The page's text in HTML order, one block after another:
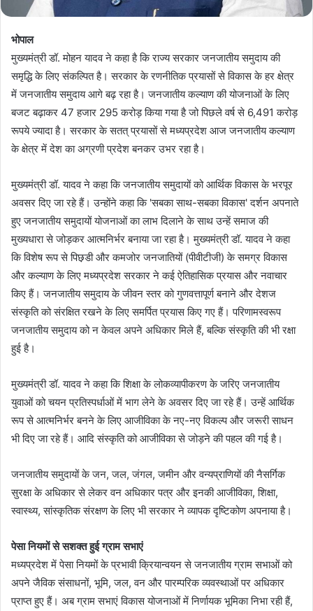
भोपाल
मुख्यमंत्री डॉ. मोहन यादव ने कहा है कि राज्य सरकार जनजातीय समुदाय की
समृद्धि के लिए संकल्पित है। सरकार के रणनीतिक प्रयासों से विकास के हर क्षेत्र
में जनजातीय समुदाय आगे बढ़ रहा है। जनजातीय कल्याण की योजनाओं के लिए
बजट बढ़ाकर 47 हजार 295 करोड़ किया गया है जो पिछले वर्ष से 6,491 करोड़
रूपये ज्यादा है। सरकार के सतत् प्रयासों से मध्यप्रदेश आज जनजातीय कल्याण
के क्षेत्र में देश का अग्रणी प्रदेश बनकर उभर रहा है।
मुख्यमंत्री डॉ. यादव ने कहा कि जनजातीय समुदायों को आर्थिक विकास के भरपूर
अवसर दिए जा रहे हैं। उन्होंने कहा कि 'सबका साथ-सबका विकास' दर्शन अपनाते
हुए जनजातीय समुदायों योजनाओं का लाभ दिलाने के साथ उन्हें समाज की
मुख्यधारा से जोड़कर आत्मनिर्भर बनाया जा रहा है। मुख्यमंत्री डॉ. यादव ने कहा
कि विशेष रूप से पिछ़डी और कमजोर जनजातियों (पीवीटीजी) के समग्र विकास
और कल्याण के लिए मध्यप्रदेश सरकार ने कई ऐतिहासिक प्रयास और नवाचार
किए हैं। जनजातीय समुदाय के जीवन स्तर को गुणवत्तापूर्ण बनाने और देशज
संस्कृति को संरक्षित रखने के लिए समर्पित प्रयास किए गए हैं। परिणामस्वरूप
जनजातीय समुदाय को न केवल अपने अधिकार मिले हैं, बल्कि संस्कृति की भी रक्षा
हुई है।
मुख्यमंत्री डॉ. यादव ने कहा कि शिक्षा के लोकव्यापीकरण के जरिए जनजातीय
युवाओं को चयन प्रतिस्पर्धाओं में भाग लेने के अवसर दिए जा रहे हैं। उन्हें आर्थिक
रूप से आत्मनिर्भर बनने के लिए आजीविका के नए-नए विकल्प और जरूरी साधन
भी दिए जा रहे हैं। आदि संस्कृति को आजीविका से जोड़ने की पहल की गई है।
जनजातीय समुदायों के जन, जल, जंगल, जमीन और वन्यप्राणियों की नैसर्गिक
सुरक्षा के अधिकार से लेकर वन अधिकार पत्र और इनकी आजीविका, शिक्षा,
स्वास्थ्य, सांस्कृतिक संरक्षण के लिए भी सरकार ने व्यापक दृष्टिकोण अपनाया है।
पेसा नियमों से सशक्त हुई ग्राम सभाएं
मध्यप्रदेश में पेसा नियमों के प्रभावी क्रियान्वयन से जनजातीय ग्राम सभाओं को
अपने जैविक संसाधनों, भूमि, जल, वन और पारम्परिक व्यवस्थाओं पर अधिकार
प्राप्त हुए हैं। अब ग्राम सभाएं विकास योजनाओं में निर्णायक भूमिका निभा रही हैं,